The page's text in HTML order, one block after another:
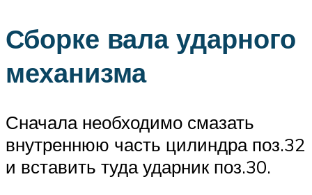
Сборке вала ударного
механизма
Сначала необходимо смазать
внутреннюю часть цилиндра поз.32
и вставить туда ударник поз.30.